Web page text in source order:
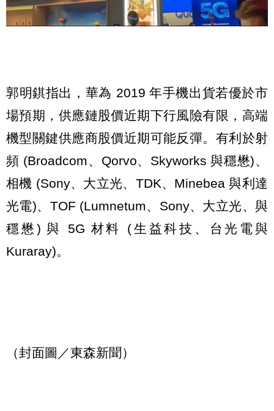
郭明錤指出，華為 2019 年手機出貨若優於市
場預期，供應鏈股價近期下行風險有限，高端
機型關鍵供應商股價近期可能反彈。有利於射
頻 (Broadcom、Qorvo、Skyworks 與穩懋)、
相機 (Sony、大立光、TDK、Minebea 與利達
光電)、TOF (Lumnetum、Sony、大立光、與
穩懋) 與 5G 材料 (生益科技、台光電與
Kuraray)。
（封面圖／東森新聞）